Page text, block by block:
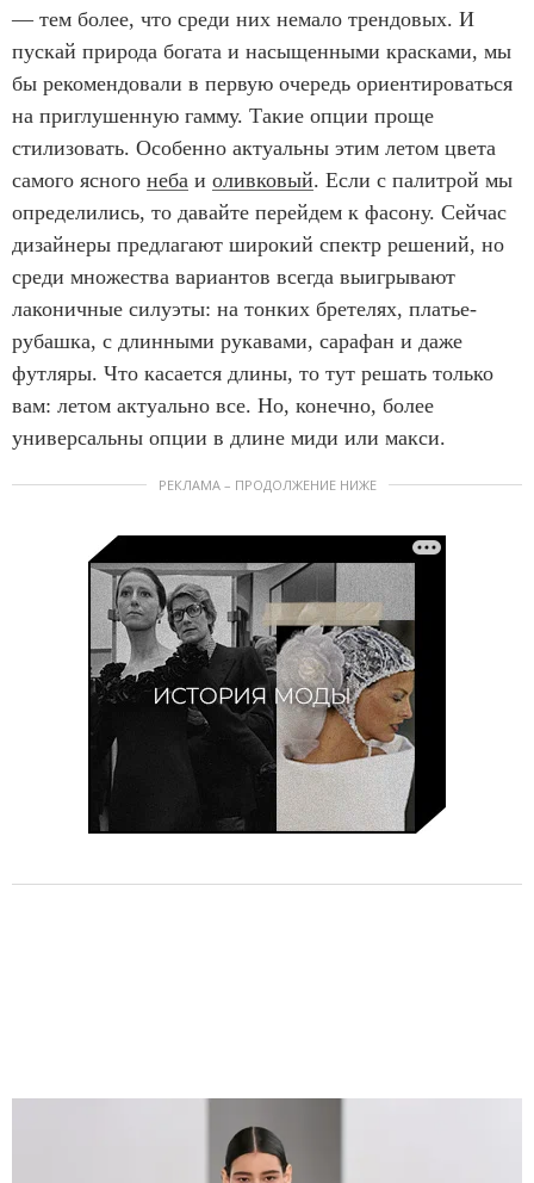
— тем более, что среди них немало трендовых. И
пускай природа богата и насыщенными красками, мы
бы рекомендовали в первую очередь ориентироваться
на приглушенную гамму. Такие опции проще
стилизовать. Особенно актуальны этим летом цвета
самого ясного неба и оливковый. Если с палитрой мы
определились, то давайте перейдем к фасону. Сейчас
дизайнеры предлагают широкий спектр решений, но
среди множества вариантов всегда выигрывают
лаконичные силуэты: на тонких бретелях, платье-
рубашка, с длинными рукавами, сарафан и даже
футляры. Что касается длины, то тут решать только
вам: летом актуально все. Но, конечно, более
универсальны опции в длине миди или макси.
РЕКЛАМА – ПРОДОЛЖЕНИЕ НИЖЕ